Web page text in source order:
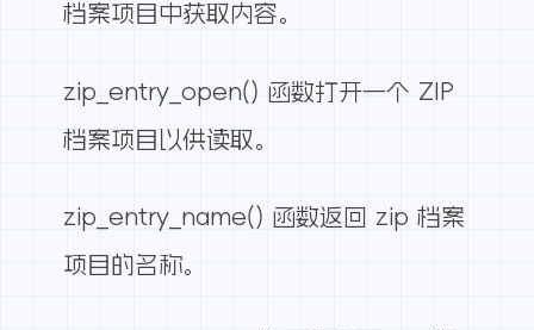
档案项目中获取内容。
zip_entry_open() 函数打开一个 ZIP
档案项目以供读取。
zip_entry_name() 函数返回 zip 档案
项目的名称。